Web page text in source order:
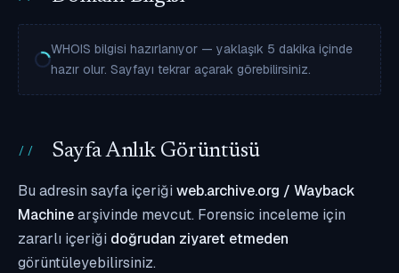
WHOIS bilgisi hazırlanıyor — yaklaşık 5 dakika içinde
hazır olur. Sayfayı tekrar açarak görebilirsiniz.
Sayfa Anlık Görüntüsü
Bu adresin sayfa içeriği web.archive.org / Wayback
Machinearşivinde mevcut. Forensic inceleme için
zararlı içeriği doğrudan ziyaret etmeden
görüntüleyebilirsiniz.